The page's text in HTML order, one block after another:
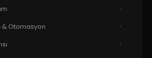
& Otomasyon